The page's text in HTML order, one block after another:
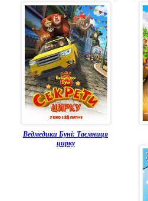
Ведмедики Буні: Таємниця
цирку